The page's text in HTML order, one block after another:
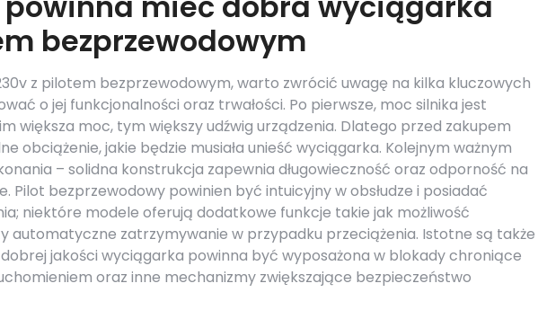
bezprzewodowym
z pilotem bezprzewodowym, warto zwrócić uwagę na kilka kluczowych
o jej funkcjonalności oraz trwałości. Po pierwsze, moc silnika jest
większa moc, tym większy udźwig urządzenia. Dlatego przed zakupem
obciążenie, jakie będzie musiała unieść wyciągarka. Kolejnym ważnym
– solidna konstrukcja zapewnia długowieczność oraz odporność na
Pilot bezprzewodowy powinien być intuicyjny w obsłudze i posiadać
niektóre modele oferują dodatkowe funkcje takie jak możliwość
automatyczne zatrzymywanie w przypadku przeciążenia. Istotne są także
jakości wyciągarka powinna być wyposażona w blokady chroniące
oraz inne mechanizmy zwiększające bezpieczeństwo